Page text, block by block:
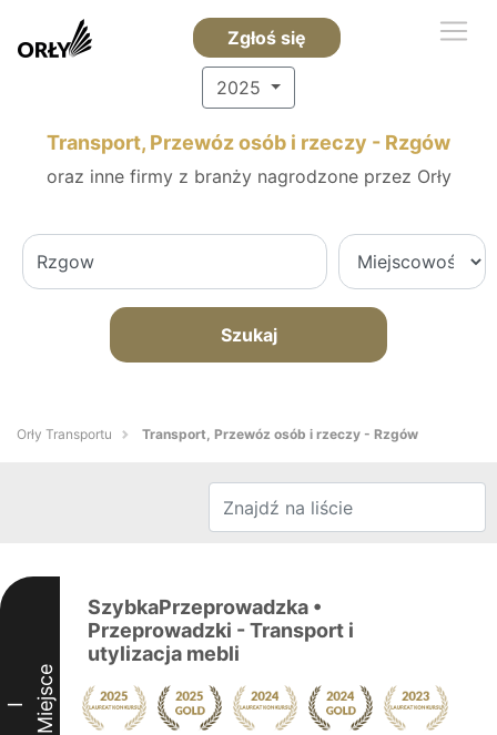
Zgłoś się
2025
Transport, Przewóz osób i rzeczy - Rzgów
oraz inne firmy z branży nagrodzone przez Orły
Szukaj
Orły Transportu Transport, Przewóz osób i rzeczy - Rzgów
I Miejsce
SzybkaPrzeprowadzka •
Przeprowadzki - Transport i
utylizacja mebli